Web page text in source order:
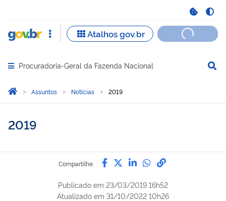
Abrir menu principal de navegação
Procuradoria-Geral da Fazenda Nacional
Você está aqui:
Página Inicial
Assuntos Notícias 2019
2019
Compartilhe: Compartilhe por Facebook
Compartilhe por Twitter
Compartilhe por
Compartilhe
link para
Publicado em 23/03/2019 16h52
Atualizado em 31/10/2022 10h26